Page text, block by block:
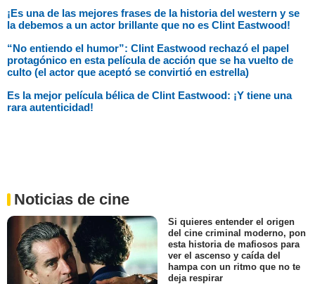
¡Es una de las mejores frases de la historia del western y se
la debemos a un actor brillante que no es Clint Eastwood!
“No entiendo el humor”: Clint Eastwood rechazó el papel
protagónico en esta película de acción que se ha vuelto de
culto (el actor que aceptó se convirtió en estrella)
Es la mejor película bélica de Clint Eastwood: ¡Y tiene una
rara autenticidad!
Noticias de cine
Si quieres entender el origen
del cine criminal moderno, pon
esta historia de mafiosos para
ver el ascenso y caída del
hampa con un ritmo que no te
deja respirar